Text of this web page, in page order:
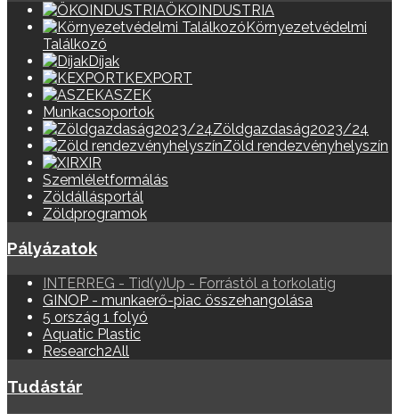
ÖKOINDUSTRIA
Környezetvédelmi
Találkozó
Díjak
KEXPORT
ASZEK
Munkacsoportok
Zöldgazdaság2023/24
Zöld rendezvényhelyszín
XIR
Szemléletformálás
Zöldállásportál
Zöldprogramok
Pályázatok
INTERREG - Tid(y)Up - Forrástól a torkolatig
GINOP - munkaerő-piac összehangolása
5 ország 1 folyó
Aquatic Plastic
Research2All
Tudástár